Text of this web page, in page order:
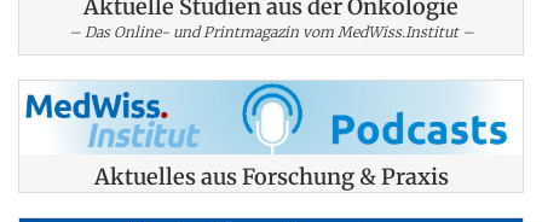
Aktuelle Studien aus der Onkologie
– Das Online- und Printmagazin vom MedWiss.Institut –
Aktuelles aus Forschung & Praxis